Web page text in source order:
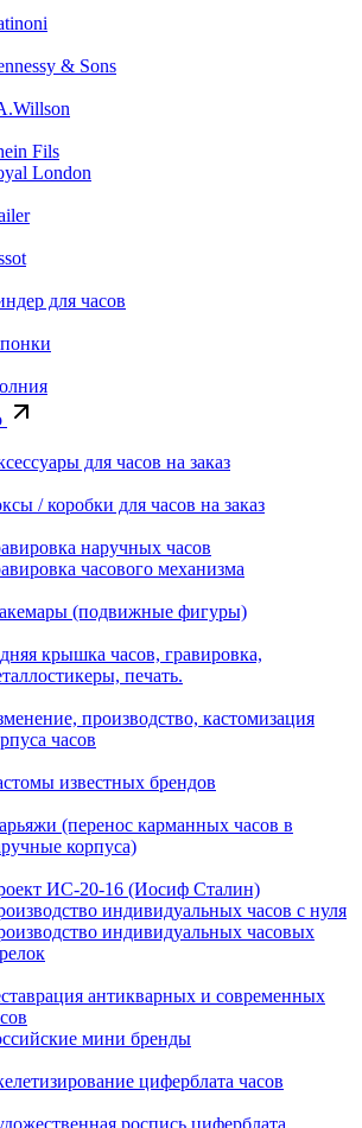
& Sons
Fils
London
для часов
для часов на заказ
/ коробки для часов на заказ
наручных часов
часового механизма
(подвижные фигуры)
крышка часов, гравировка,
печать.
производство, кастомизация
часов
известных брендов
(перенос карманных часов в
корпуса)
ИС-20-16 (Иосиф Сталин)
индивидуальных часов с нуля
индивидуальных часовых
антикварных и современных
мини бренды
циферблата часов
роспись циферблата